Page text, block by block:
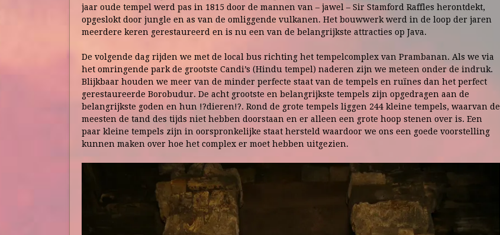
jaar oude tempel werd pas in 1815 door de mannen van – jawel – Sir Stamford Raffles herontdekt,
opgeslokt door jungle en as van de omliggende vulkanen. Het bouwwerk werd in de loop der jaren
meerdere keren gerestaureerd en is nu een van de belangrijkste attracties op Java.
De volgende dag rijden we met de local bus richting het tempelcomplex van Prambanan. Als we via
het omringende park de grootste Candi’s (Hindu tempel) naderen zijn we meteen onder de indruk.
Blijkbaar houden we meer van de minder perfecte staat van de tempels en ruïnes dan het perfect
gerestaureerde Borobudur. De acht grootste en belangrijkste tempels zijn opgedragen aan de
belangrijkste goden en hun !?dieren!?. Rond de grote tempels liggen 244 kleine tempels, waarvan de
meesten de tand des tijds niet hebben doorstaan en er alleen een grote hoop stenen over is. Een
paar kleine tempels zijn in oorspronkelijke staat hersteld waardoor we ons een goede voorstelling
kunnen maken over hoe het complex er moet hebben uitgezien.